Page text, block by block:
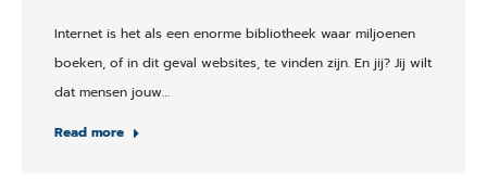
Internet is het als een enorme bibliotheek waar miljoenen
boeken, of in dit geval websites, te vinden zijn. En jij? Jij wilt
dat mensen jouw…
Read more